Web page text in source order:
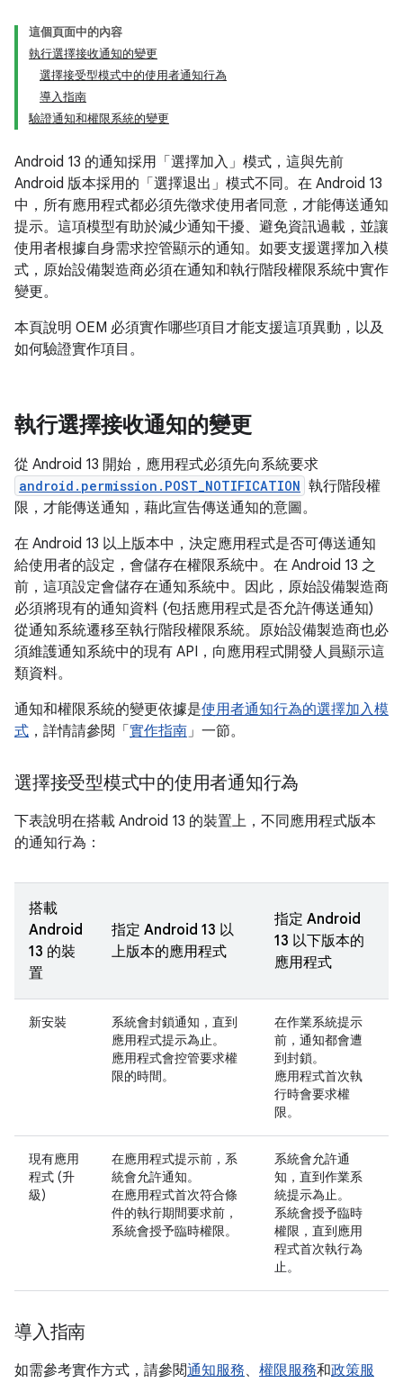
這個頁面中的內容
執行選擇接收通知的變更
選擇接受型模式中的使用者通知行為
導入指南
驗證通知和權限系統的變更
Android 13 的通知採用「選擇加入」模式，這與先前
Android 版本採用的「選擇退出」模式不同。在 Android 13
中，所有應用程式都必須先徵求使用者同意，才能傳送通知
提示。這項模型有助於減少通知干擾、避免資訊過載，並讓
使用者根據自身需求控管顯示的通知。如要支援選擇加入模
式，原始設備製造商必須在通知和執行階段權限系統中實作
變更。
本頁說明 OEM 必須實作哪些項目才能支援這項異動，以及
如何驗證實作項目。
執行選擇接收通知的變更
從 Android 13 開始，應用程式必須先向系統要求
android.permission.POST_NOTIFICATION 執行階段權
限，才能傳送通知，藉此宣告傳送通知的意圖。
在 Android 13 以上版本中，決定應用程式是否可傳送通知
給使用者的設定，會儲存在權限系統中。在 Android 13 之
前，這項設定會儲存在通知系統中。因此，原始設備製造商
必須將現有的通知資料 (包括應用程式是否允許傳送通知)
從通知系統遷移至執行階段權限系統。原始設備製造商也必
須維護通知系統中的現有 API，向應用程式開發人員顯示這
類資料。
通知和權限系統的變更依據是使用者通知行為的選擇加入模
式 ，詳情請參閱「 實作指南」一節。
選擇接受型模式中的使用者通知行為
下表說明在搭載 Android 13 的裝置上，不同應用程式版本
的通知行為：
搭載
Android
13 的裝
置
指定 Android 13 以
上版本的應用程式
指定 Android
13 以下版本的
應用程式
新安裝
系統會封鎖通知，直到
應用程式提示為止。
應用程式會控管要求權
限的時間。
在作業系統提示
前，通知都會遭
到封鎖。
應用程式首次執
行時會要求權
限。
現有應用
程式 (升
級)
在應用程式提示前，系
統會允許通知。
在應用程式首次符合條
件的執行期間要求前，
系統會授予臨時權限。
系統會允許通
知，直到作業系
統提示為止。
系統會授予臨時
權限，直到應用
程式首次執行為
止。
導入指南
如需參考實作方式，請參閱通知服務、 權限服務和政策服